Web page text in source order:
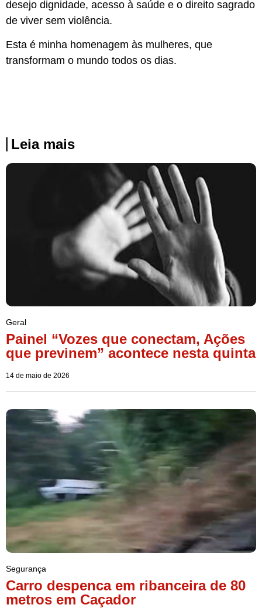
desejo dignidade, acesso à saúde e o direito sagrado
de viver sem violência.
Esta é minha homenagem às mulheres, que
transformam o mundo todos os dias.
Leia mais
Geral
Painel “Vozes que conectam, Ações
que previnem” acontece nesta quinta
14 de maio de 2026
Segurança
Carro despenca em ribanceira de 80
metros em Caçador